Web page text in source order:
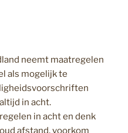
neemt maatregelen
als mogelijk te
in acht.
in acht en denk
afstand, voorkom